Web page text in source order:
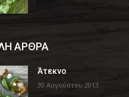
ΑΡΘΡΑ
Άτεκνο
30 Αυγούστου 2013